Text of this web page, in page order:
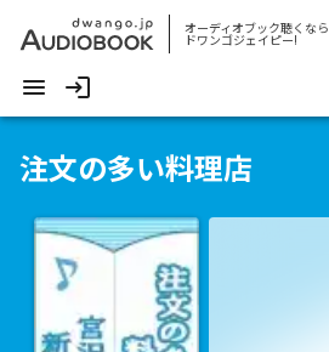
オーディオブック聴くなら
ドワンゴジェイピー!
注文の多い料理店